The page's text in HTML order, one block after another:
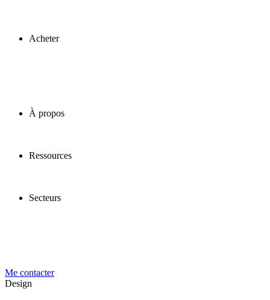
Acheter
À propos
Ressources
Secteurs
Me contacter
Design